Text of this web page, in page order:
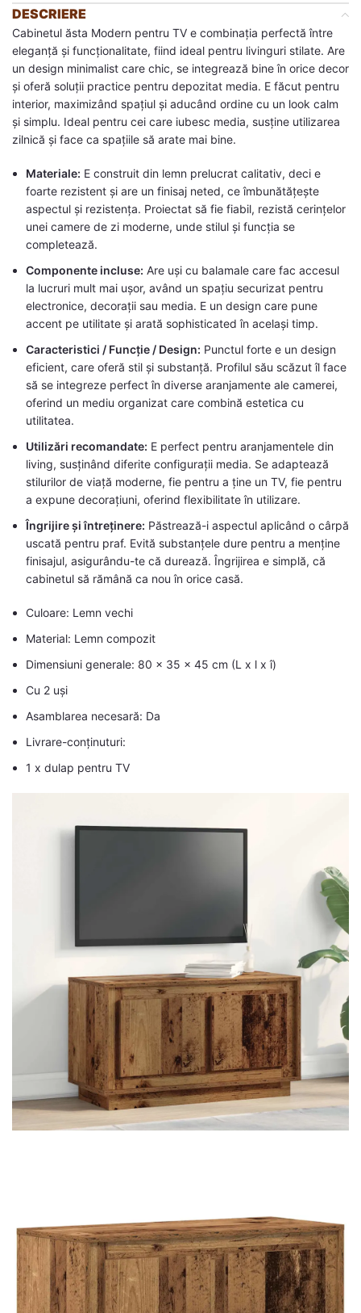
DESCRIERE
Cabinetul ăsta Modern pentru TV e combinația perfectă între
eleganță și funcționalitate, fiind ideal pentru livinguri stilate. Are
un design minimalist care chic, se integrează bine în orice decor
și oferă soluții practice pentru depozitat media. E făcut pentru
interior, maximizând spațiul și aducând ordine cu un look calm
și simplu. Ideal pentru cei care iubesc media, susține utilizarea
zilnică și face ca spațiile să arate mai bine.
Materiale: E construit din lemn prelucrat calitativ, deci e
foarte rezistent și are un finisaj neted, ce îmbunătățește
aspectul și rezistența. Proiectat să fie fiabil, rezistă cerințelor
unei camere de zi moderne, unde stilul și funcția se
completează.
Componente incluse: Are uși cu balamale care fac accesul
la lucruri mult mai ușor, având un spațiu securizat pentru
electronice, decorații sau media. E un design care pune
accent pe utilitate și arată sophisticated în același timp.
Caracteristici / Funcție / Design: Punctul forte e un design
eficient, care oferă stil și substanță. Profilul său scăzut îl face
să se integreze perfect în diverse aranjamente ale camerei,
oferind un mediu organizat care combină estetica cu
utilitatea.
Utilizări recomandate: E perfect pentru aranjamentele din
living, susținând diferite configurații media. Se adaptează
stilurilor de viață moderne, fie pentru a ține un TV, fie pentru
a expune decorațiuni, oferind flexibilitate în utilizare.
Îngrijire și întreținere: Păstrează-i aspectul aplicând o cârpă
uscată pentru praf. Evită substanțele dure pentru a menține
finisajul, asigurându-te că durează. Îngrijirea e simplă, că
cabinetul să rămână ca nou în orice casă.
Culoare: Lemn vechi
Material: Lemn compozit
Dimensiuni generale: 80 x 35 x 45 cm (L x l x î)
Cu 2 uși
Asamblarea necesară: Da
Livrare-conținuturi:
1 x dulap pentru TV